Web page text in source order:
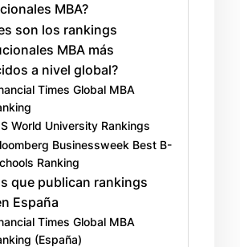
MBA?
son los rankings
MBA más
a nivel global?
Times Global MBA
World University Rankings
Businessweek Best B-
Ranking
que publican rankings
España
Times Global MBA
(España)